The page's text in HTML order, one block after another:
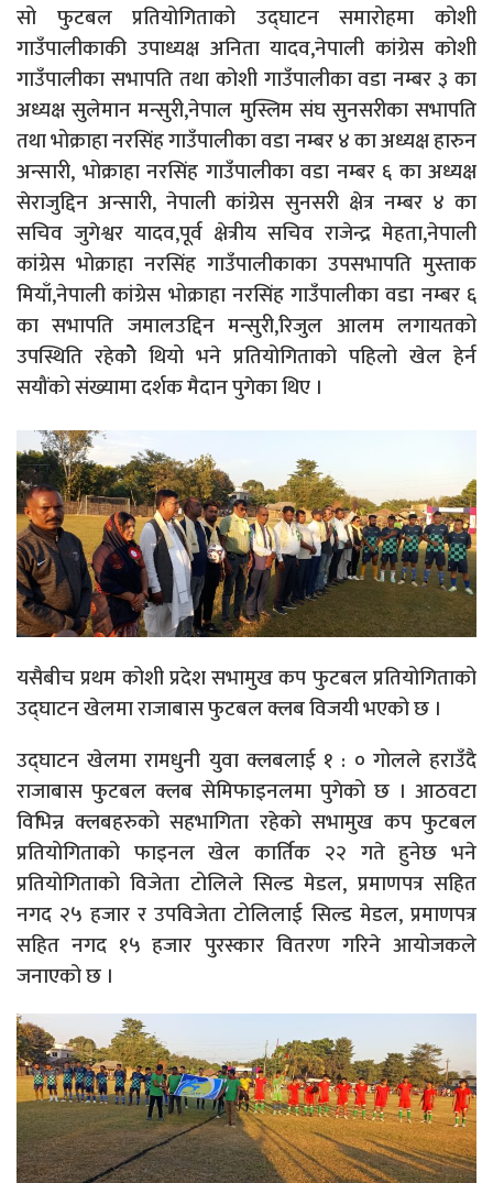
सो फुटबल प्रतियोगिताको उद्घाटन समारोहमा कोशी
गाउँपालीकाकी उपाध्यक्ष अनिता यादव,नेपाली कांग्रेस कोशी
गाउँपालीका सभापति तथा कोशी गाउँपालीका वडा नम्बर ३ का
अध्यक्ष सुलेमान मन्सुरी,नेपाल मुस्लिम संघ सुनसरीका सभापति
तथा भोक्राहा नरसिंह गाउँपालीका वडा नम्बर ४ का अध्यक्ष हारुन
अन्सारी, भोक्राहा नरसिंह गाउँपालीका वडा नम्बर ६ का अध्यक्ष
सेराजुद्दिन अन्सारी, नेपाली कांग्रेस सुनसरी क्षेत्र नम्बर ४ का
सचिव जुगेश्वर यादव,पूर्व क्षेत्रीय सचिव राजेन्द्र मेहता,नेपाली
कांग्रेस भोक्राहा नरसिंह गाउँपालीकाका उपसभापति मुस्ताक
मियाँ,नेपाली कांग्रेस भोक्राहा नरसिंह गाउँपालीका वडा नम्बर ६
का सभापति जमालउद्दिन मन्सुरी,रिजुल आलम लगायतको
उपस्थिति रहेकोे थियो भने प्रतियोगिताको पहिलो खेल हेर्न
सयौंको संख्यामा दर्शक मैदान पुगेका थिए ।
यसैबीच प्रथम कोशी प्रदेश सभामुख कप फुटबल प्रतियोगिताको
उद्घाटन खेलमा राजाबास फुटबल क्लब विजयी भएको छ ।
उद्घाटन खेलमा रामधुनी युवा क्लबलाई १ : ० गोलले हराउँदै
राजाबास फुटबल क्लब सेमिफाइनलमा पुगेको छ । आठवटा
विभिन्न क्लबहरुको सहभागिता रहेको सभामुख कप फुटबल
प्रतियोगिताको फाइनल खेल कार्तिक २२ गते हुनेछ भने
प्रतियोगिताको विजेता टोलिले सिल्ड मेडल, प्रमाणपत्र सहित
नगद २५ हजार र उपविजेता टोलिलाई सिल्ड मेडल, प्रमाणपत्र
सहित नगद १५ हजार पुरस्कार वितरण गरिने आयोजकले
जनाएको छ ।